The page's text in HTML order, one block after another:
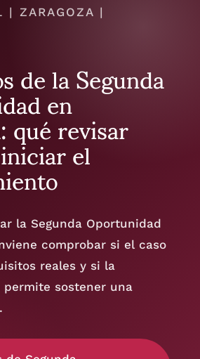
| ZARAGOZA |
de la Segunda
en
qué revisar
el
la Segunda Oportunidad
comprobar si el caso
reales y si la
sostener una